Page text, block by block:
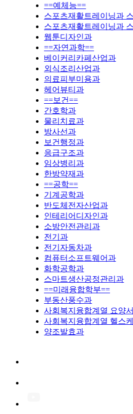
==예체능==
스포츠재활트레이닝과
스포츠재활트레이닝과
웹툰디자인과
==자연과학==
베이커리카페산업과
외식조리산업과
의료피부미용과
헤어뷰티과
==보건==
간호학과
물리치료과
방사선과
보건행정과
응급구조과
임상병리과
한방약재과
==공학==
기계공학과
반도체전자산업과
인테리어디자인과
소방안전관리과
전기과
전기자동차과
컴퓨터소프트웨어과
화학공학과
스마트생산공정관리과
==미래융합학부==
부동산풍수과
사회복지융합계열 요양
사회복지융합계열 헬스
양조발효과